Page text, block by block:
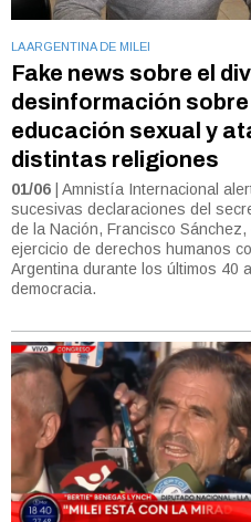
LA ARGENTINA DE MILEI
Fake news sobre el
desinformación sobre
educación sexual y
distintas religiones
01/06 | Amnistía Internacional
sucesivas declaraciones del
de la Nación, Francisco Sánchez,
ejercicio de derechos humanos
Argentina durante los últimos 40
democracia.